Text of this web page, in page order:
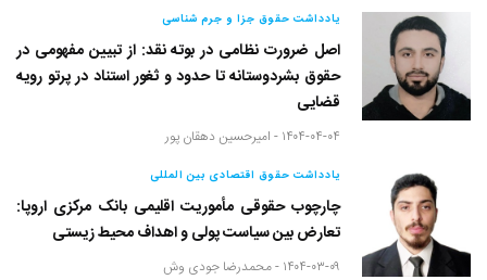
یادداشت حقوق جزا و جرم شناسی
اصل ضرورت نظامی در بوته نقد: از تبیین مفهومی در
حقوق بشردوستانه تا حدود و ثغور استناد در پرتو رویه
قضایی
۱۴۰۴-۰۴-۰۴ - امیرحسین دهقان پور
یادداشت حقوق اقتصادی بین المللی
چارچوب حقوقی مأموریت اقلیمی بانک مرکزی اروپا:
تعارض بین سیاست پولی و اهداف محیط زیستی
۱۴۰۴-۰۳-۰۹ - محمدرضا جودی وش